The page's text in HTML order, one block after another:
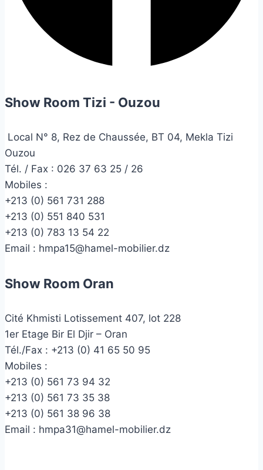
Show Room Tizi - Ouzou
Local N° 8, Rez de Chaussée, BT 04, Mekla Tizi
Ouzou
Tél. / Fax : 026 37 63 25 / 26
Mobiles :
+213 (0) 561 731 288
+213 (0) 551 840 531
+213 (0) 783 13 54 22
Email : hmpa15@hamel-mobilier.dz
Show Room Oran
Cité Khmisti Lotissement 407, lot 228
1er Etage Bir El Djir – Oran
Tél./Fax : +213 (0) 41 65 50 95
Mobiles :
+213 (0) 561 73 94 32
+213 (0) 561 73 35 38
+213 (0) 561 38 96 38
Email : hmpa31@hamel-mobilier.dz